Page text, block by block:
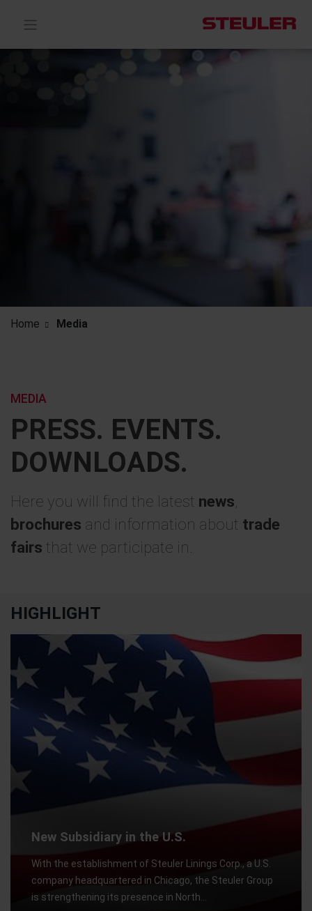
Home Media
PRESS. EVENTS.
DOWNLOADS.
MEDIA
Here you will find the latest news,
brochures and information about trade
fairs that we participate in.
HIGHLIGHT
New Subsidiary in the U.S.
With the establishment of Steuler Linings Corp., a U.S.
company headquartered in Chicago, the Steuler Group
is strengthening its presence in North…